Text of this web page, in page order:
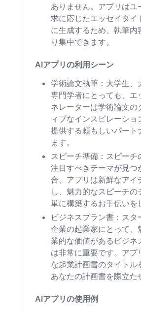
ありません。アプリはユ
求に応じたエッセイタイ
に生成するため、執筆内
り集中できます。
AIアプリの利用シーン
学術論文執筆：大学生、
専門学者にとっても、エ
ネレーターは学術論文の
ィブなインスピレーショ
提供する頼もしいパート
ます。
スピーチ準備：スピーチ
注目すべきテーマが見つ
合、アプリは新鮮なアイ
し、魅力的なスピーチの
単に構築するお手伝いを
ビジネスプラン書：スタ
企業の起業家にとって、
業的な価値があるビジネ
は非常に重要です。アプ
な起業計画書のタイトル
あなたの計画書を際立た
AIアプリの使用例